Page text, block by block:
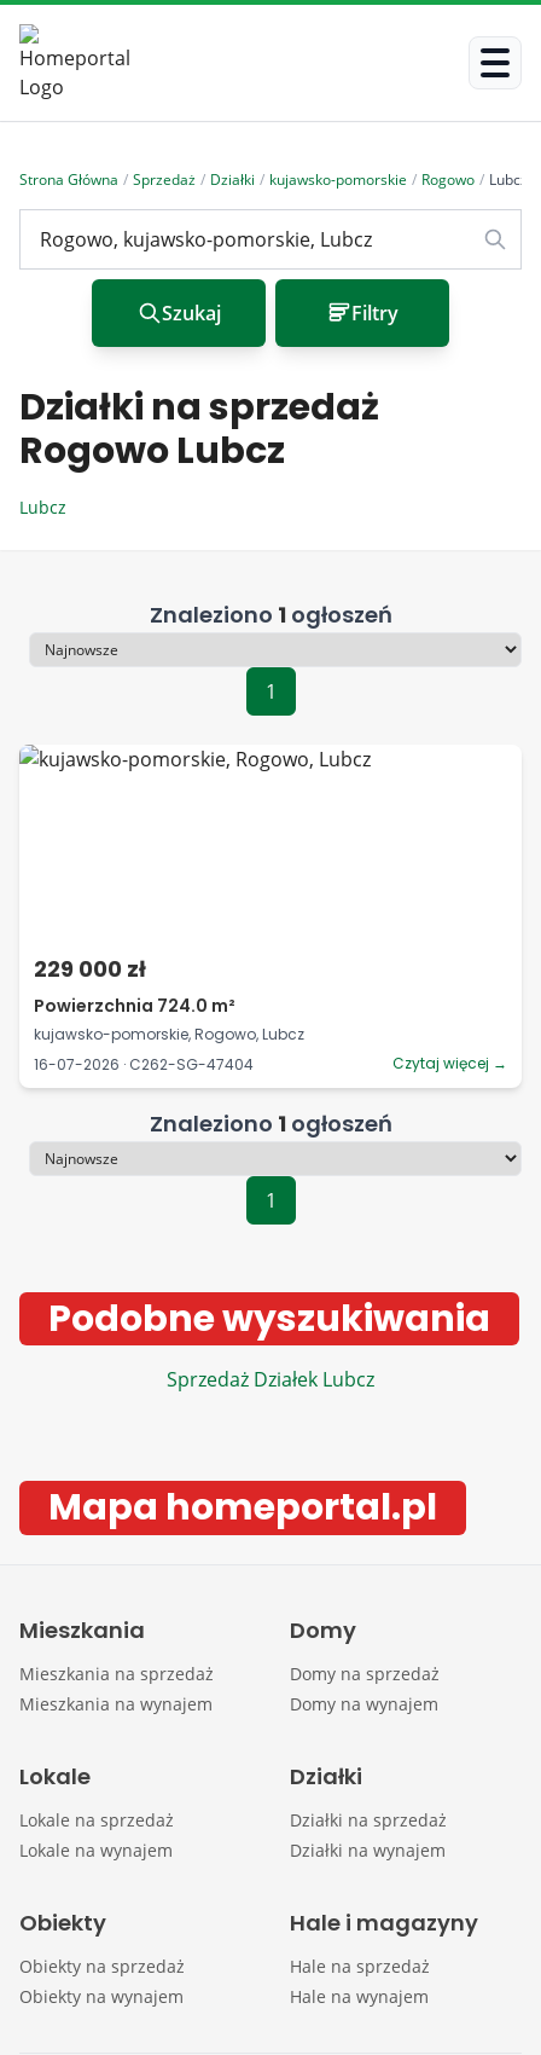
Strona Główna / Sprzedaż / Działki / kujawsko-pomorskie / Rogowo / Lubcz
Szukaj Filtry
Działki na sprzedaż
Rogowo Lubcz
Lubcz
Znaleziono 1ogłoszeń
Sortowanie
1
229 000 zł
Powierzchnia 724.0 m²
kujawsko-pomorskie, Rogowo, Lubcz
16-07-2026 · C262-SG-47404
Czytaj więcej →
Znaleziono 1ogłoszeń
Sortowanie
1
Podobne wyszukiwania
Sprzedaż Działek Lubcz
Mapa homeportal.pl
Mieszkania
Mieszkania na sprzedaż
Mieszkania na wynajem
Domy
Domy na sprzedaż
Domy na wynajem
Lokale
Lokale na sprzedaż
Lokale na wynajem
Działki
Działki na sprzedaż
Działki na wynajem
Obiekty
Obiekty na sprzedaż
Obiekty na wynajem
Hale i magazyny
Hale na sprzedaż
Hale na wynajem